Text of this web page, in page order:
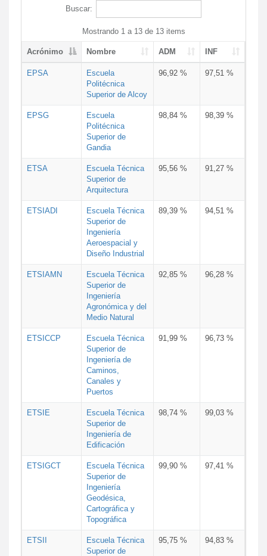
Buscar:
Mostrando 1 a 13 de 13 items
Acrónimo Nombre ADM INF
EPSA
Escuela
Politécnica
Superior de Alcoy
96,92 % 97,51 %
EPSG
Escuela
Politécnica
Superior de
Gandia
98,84 % 98,39 %
ETSA
Escuela Técnica
Superior de
Arquitectura
95,56 % 91,27 %
ETSIADI
Escuela Técnica
Superior de
Ingeniería
Aeroespacial y
Diseño Industrial
89,39 % 94,51 %
ETSIAMN
Escuela Técnica
Superior de
Ingeniería
Agronómica y del
Medio Natural
92,85 % 96,28 %
ETSICCP
Escuela Técnica
Superior de
Ingeniería de
Caminos,
Canales y
Puertos
91,99 % 96,73 %
ETSIE
Escuela Técnica
Superior de
Ingeniería de
Edificación
98,74 % 99,03 %
ETSIGCT
Escuela Técnica
Superior de
Ingeniería
Geodésica,
Cartográfica y
Topográfica
99,90 % 97,41 %
ETSII
Escuela Técnica
Superior de
95,75 % 94,83 %